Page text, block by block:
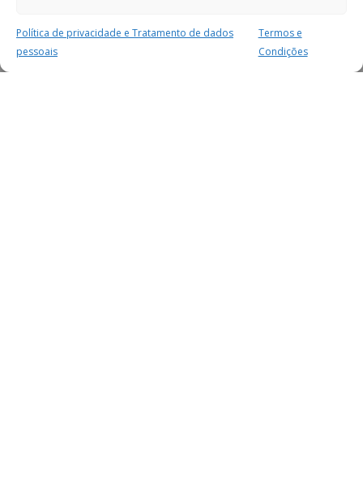
Política de privacidade e Tratamento de dados
pessoais
Termos e
Condições